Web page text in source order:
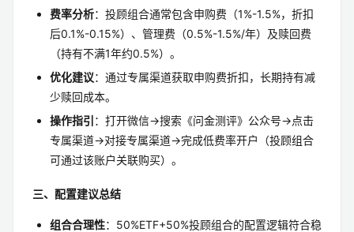
费率分析：投顾组合通常包含申购费（1%-1.5%，折扣
后0.1%-0.15%）、管理费（0.5%-1.5%/年）及赎回费
（持有不满1年约0.5%）。
优化建议：通过专属渠道获取申购费折扣，长期持有减
少赎回成本。
操作指引 ：打开微信→搜索《问金测评》公众号→点击
专属渠道→对接专属渠道→完成低费率开户（投顾组合
可通过该账户关联购买）。
三、配置建议总结
组合合理性：50%ETF+50%投顾组合的配置逻辑符合稳